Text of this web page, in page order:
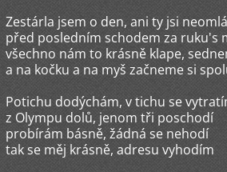
Zestárla jsem o den, ani ty jsi
před posledním schodem za ruku's
všechno nám to krásně klape,
a na kočku a na myš začneme si
Potichu dodýchám, v tichu se
z Olympu dolů, jenom tři poschodí
probírám básně, žádná se nehodí
tak se měj krásně, adresu vyhodím